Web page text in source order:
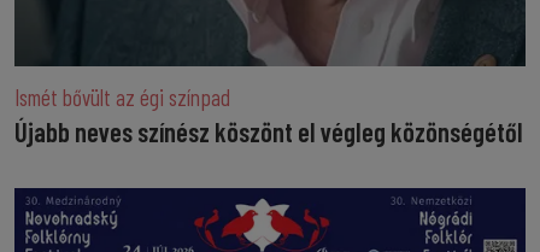
Ismét bővült az égi színpad
Újabb neves színész köszönt el végleg közönségétől